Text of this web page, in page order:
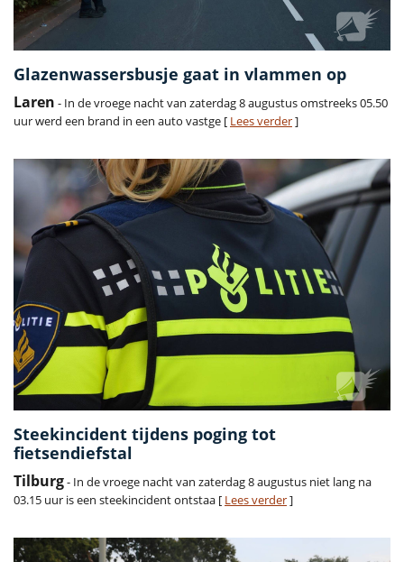
Glazenwassersbusje gaat in vlammen op
Laren - In de vroege nacht van zaterdag 8 augustus omstreeks 05.50
uur werd een brand in een auto vastge [ Lees verder]
Steekincident tijdens poging tot
fietsendiefstal
Tilburg- In de vroege nacht van zaterdag 8 augustus niet lang na
03.15 uur is een steekincident ontstaa [ Lees verder]